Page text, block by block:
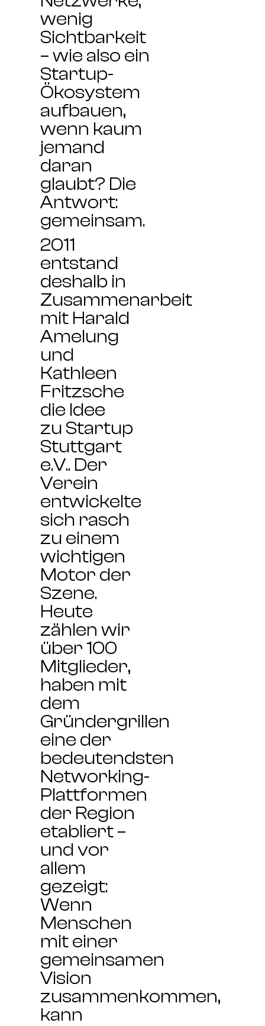
wenig
Sichtbarkeit
– wie also ein
Startup-
Ökosystem
aufbauen,
wenn kaum
jemand
daran
glaubt? Die
Antwort:
gemeinsam.
2011
entstand
deshalb in
Zusammenarbeit
mit Harald
Amelung
und
Kathleen
Fritzsche
die Idee
zu Startup
Stuttgart
e.V.. Der
Verein
entwickelte
sich rasch
zu einem
wichtigen
Motor der
Szene.
Heute
zählen wir
über 100
Mitglieder,
haben mit
dem
Gründergrillen
eine der
bedeutendsten
Networking-
Plattformen
der Region
etabliert –
und vor
allem
gezeigt:
Wenn
Menschen
mit einer
gemeinsamen
Vision
zusammenkommen,
kann